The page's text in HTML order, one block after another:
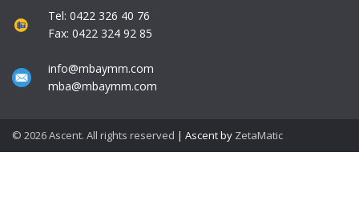
Tel: 0422 326 40 76
Fax: 0422 324 92 85
info@mbaymm.com
mba@mbaymm.com
© 2026 Ascent. All rights reserved | Ascent by ZetaMatic